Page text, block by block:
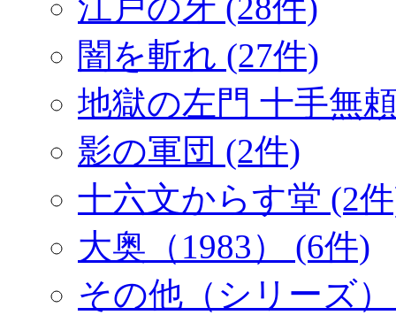
江戸の牙 (28件)
闇を斬れ (27件)
地獄の左門 十手無
影の軍団 (2件)
十六文からす堂 (2
大奥（1983） (6件)
その他（シリーズ